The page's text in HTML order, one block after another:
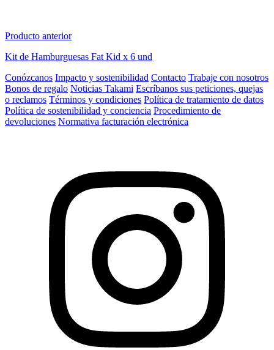
Producto anterior
Kit de Hamburguesas Fat Kid x 6 und
Conózcanos Impacto y sostenibilidad Contacto Trabaje con nosotros
Bonos de regalo Noticias Takami Escríbanos sus peticiones, quejas
o reclamos Términos y condiciones Política de tratamiento de datos
Política de sostenibilidad y conciencia Procedimiento de
devoluciones Normativa facturación electrónica